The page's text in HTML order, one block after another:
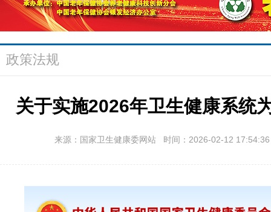
政策法规
关于实施2026年卫生健康系统
来源：国家卫生健康委网站 时间：2026-02-12